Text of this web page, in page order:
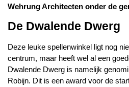
Wehrung Architecten onder de
De Dwalende Dwerg
Deze leuke spellenwinkel ligt nog
centrum, maar heeft wel al een
Dwalende Dwerg is namelijk
Robijn. Dit is een award voor de